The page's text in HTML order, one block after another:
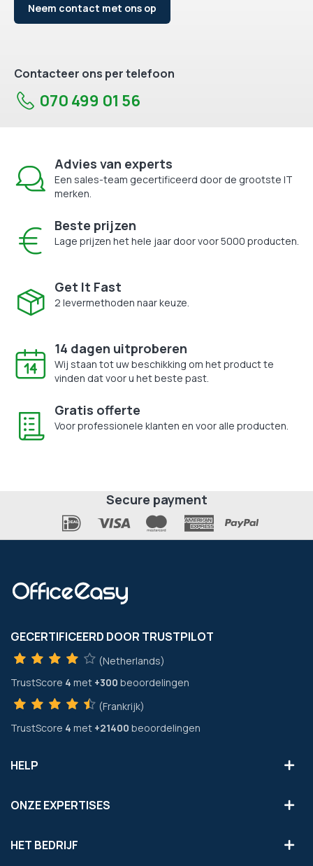
Neem contact met ons op
Contacteer ons per telefoon
070 499 01 56
Advies van experts
Een sales-team gecertificeerd door de grootste IT
merken.
Beste prijzen
Lage prijzen het hele jaar door voor 5000 producten.
Get It Fast
2 levermethoden naar keuze.
14 dagen uitproberen
Wij staan tot uw beschikking om het product te
vinden dat voor u het beste past.
Gratis offerte
Voor professionele klanten en voor alle producten.
Secure payment
GECERTIFICEERD DOOR TRUSTPILOT
(Netherlands)
TrustScore 4 met +300 beoordelingen
(Frankrijk)
TrustScore 4 met +21400 beoordelingen
HELP
ONZE EXPERTISES
HET BEDRIJF